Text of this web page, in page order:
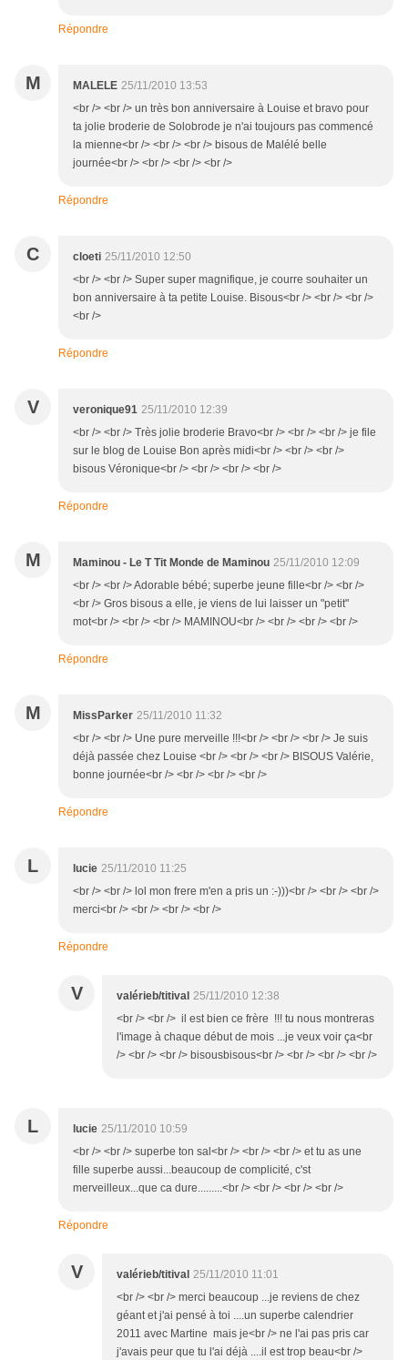
Répondre
M MALELE 25/11/2010 13:53
<br /> <br /> un très bon anniversaire à Louise et bravo pour
ta jolie broderie de Solobrode je n'ai toujours pas commencé
la mienne<br /> <br /> <br /> bisous de Malélé belle
journée<br /> <br /> <br /> <br />
Répondre
C cloeti 25/11/2010 12:50
<br /> <br /> Super super magnifique, je courre souhaiter un
bon anniversaire à ta petite Louise. Bisous<br /> <br /> <br />
<br />
Répondre
V veronique91 25/11/2010 12:39
<br /> <br /> Très jolie broderie Bravo<br /> <br /> <br /> je file
sur le blog de Louise Bon après midi<br /> <br /> <br />
bisous Véronique<br /> <br /> <br /> <br />
Répondre
M Maminou - Le T Tit Monde de Maminou 25/11/2010 12:09
<br /> <br /> Adorable bébé; superbe jeune fille<br /> <br />
<br /> Gros bisous a elle, je viens de lui laisser un "petit"
mot<br /> <br /> <br /> MAMINOU<br /> <br /> <br /> <br />
Répondre
M MissParker 25/11/2010 11:32
<br /> <br /> Une pure merveille !!!<br /> <br /> <br /> Je suis
déjà passée chez Louise <br /> <br /> <br /> BISOUS Valérie,
bonne journée<br /> <br /> <br /> <br />
Répondre
L lucie 25/11/2010 11:25
<br /> <br /> lol mon frere m'en a pris un :-)))<br /> <br /> <br />
merci<br /> <br /> <br /> <br />
Répondre
V valérieb/titival 25/11/2010 12:38
<br /> <br /> il est bien ce frère !!! tu nous montreras
l'image à chaque début de mois ...je veux voir ça<br
/> <br /> <br /> bisousbisous<br /> <br /> <br /> <br />
L lucie 25/11/2010 10:59
<br /> <br /> superbe ton sal<br /> <br /> <br /> et tu as une
fille superbe aussi...beaucoup de complicité, c'st
merveilleux...que ca dure.........<br /> <br /> <br /> <br />
Répondre
V valérieb/titival 25/11/2010 11:01
<br /> <br /> merci beaucoup ...je reviens de chez
géant et j'ai pensé à toi ....un superbe calendrier
2011 avec Martine mais je<br /> ne l'ai pas pris car
j'avais peur que tu l'ai déjà ....il est trop beau<br />